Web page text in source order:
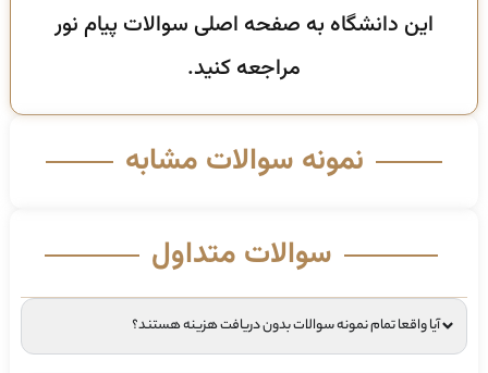
این دانشگاه به صفحه اصلی سوالات پیام نور
مراجعه کنید.
نمونه سوالات مشابه
سوالات متداول
آیا واقعا تمام نمونه سوالات بدون دریافت هزینه هستند؟